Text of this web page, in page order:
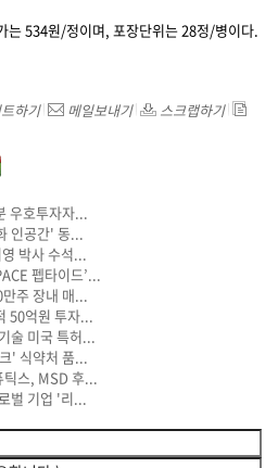
534원/정이며, 포장단위는 28정/병이다.
하기 메일보내기
스크랩하기
호투자자...
인공간' 동...
박사 수석...
펩타이드’...
주 장내 매...
억원 투자...
미국 특허...
' 식약처 품...
스, MSD 후...
기업 '리...